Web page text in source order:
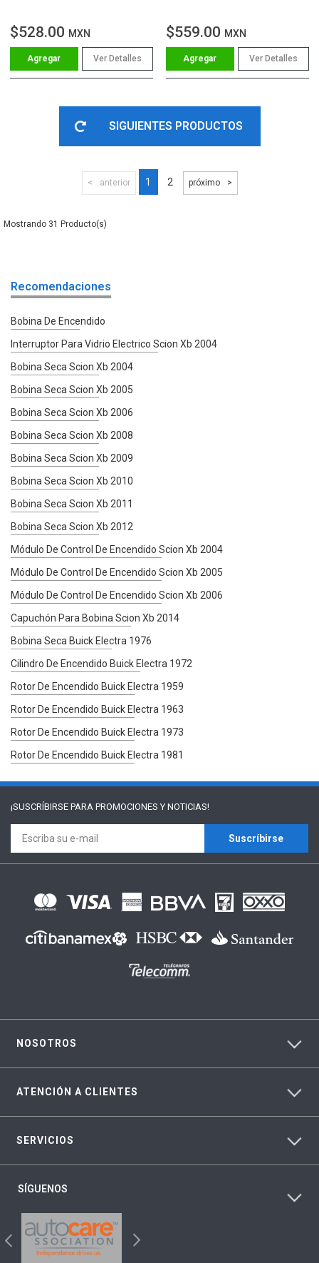
$528.00 MXN
Ver Detalles
$559.00 MXN
Ver Detalles
SIGUIENTES PRODUCTOS
anterior 1 2 próximo
31
Recomendaciones
Bobina De Encendido
Interruptor Para Vidrio Electrico Scion Xb 2004
Bobina Seca Scion Xb 2004
Bobina Seca Scion Xb 2005
Bobina Seca Scion Xb 2006
Bobina Seca Scion Xb 2008
Bobina Seca Scion Xb 2009
Bobina Seca Scion Xb 2010
Bobina Seca Scion Xb 2011
Bobina Seca Scion Xb 2012
Módulo De Control De Encendido Scion Xb 2004
Módulo De Control De Encendido Scion Xb 2005
Módulo De Control De Encendido Scion Xb 2006
Capuchón Para Bobina Scion Xb 2014
Bobina Seca Buick Electra 1976
Cilindro De Encendido Buick Electra 1972
Rotor De Encendido Buick Electra 1959
Rotor De Encendido Buick Electra 1963
Rotor De Encendido Buick Electra 1973
Rotor De Encendido Buick Electra 1981
¡SUSCRÍBIRSE PARA PROMOCIONES Y NOTICIAS!
Suscríbirse
NOSOTROS
ATENCIÓN A CLIENTES
SERVICIOS
SÍGUENOS